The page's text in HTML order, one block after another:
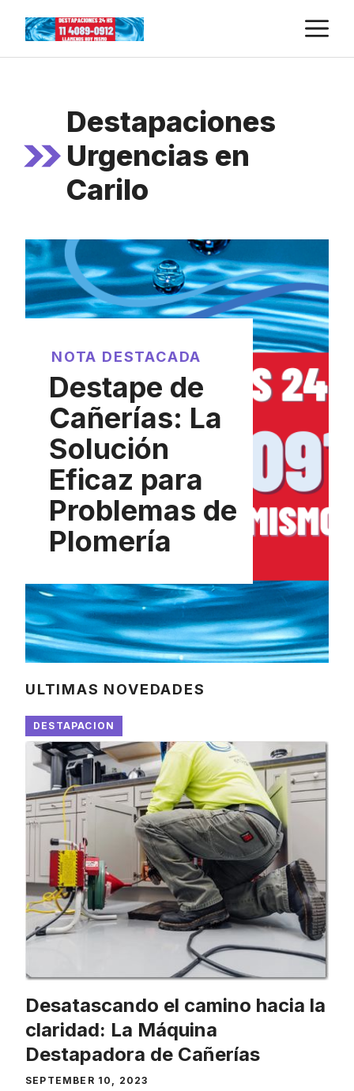
content
Destapaciones
Urgencias en
Carilo
NOTA DESTACADA
Destape de
Cañerías: La
Solución
Eficaz para
Problemas de
Plomería
ULTIMAS NOVEDADES
DESTAPACION
Desatascando el camino hacia la
claridad: La Máquina
Destapadora de Cañerías
SEPTEMBER 10, 2023